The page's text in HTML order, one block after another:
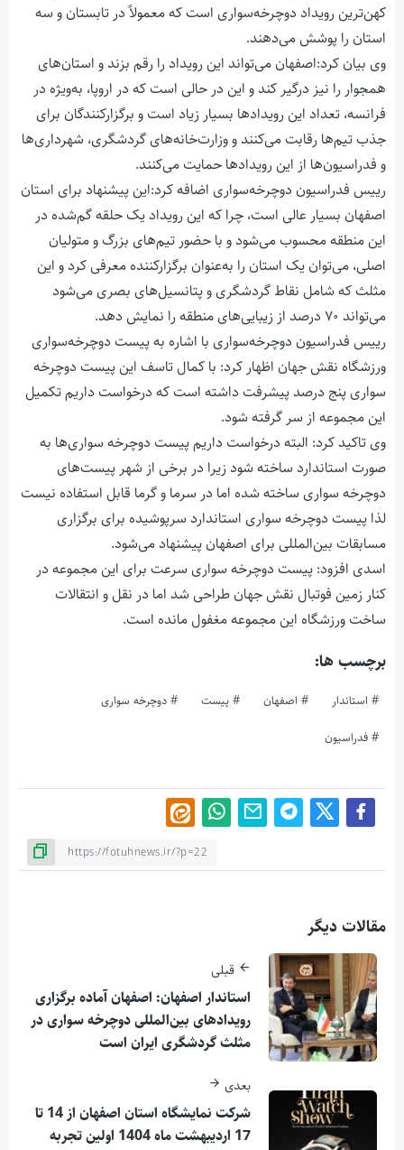
کهن‌ترین رویداد دوچرخه‌سواری است که معمولاً در تابستان و سه
استان را پوشش می‌دهند.
وی بیان کرد:اصفهان می‌تواند این رویداد را رقم بزند و استان‌های
همجوار را نیز درگیر کند و این در حالی است که در اروپا، به‌ویژه در
فرانسه، تعداد این رویدادها بسیار زیاد است و برگزارکنندگان برای
جذب تیم‌ها رقابت می‌کنند و وزارت‌خانه‌های گردشگری، شهرداری‌ها
و فدراسیون‌ها از این رویدادها حمایت می‌کنند.
رییس فدراسیون دوچرخه‌سواری اضافه کرد:این پیشنهاد برای استان
اصفهان بسیار عالی است، چرا که این رویداد یک حلقه گم‌شده در
این منطقه محسوب می‌شود و با حضور تیم‌های بزرگ و متولیان
اصلی، می‌توان یک استان را به‌عنوان برگزارکننده معرفی کرد و این
مثلث که شامل نقاط گردشگری و پتانسیل‌های بصری می‌شود
می‌تواند ۷۰ درصد از زیبایی‌های منطقه را نمایش دهد.
رییس فدراسیون دوچرخه‌سواری با اشاره به پیست دوچرخه‌سواری
ورزشگاه نقش جهان اظهار کرد: با کمال تاسف این پیست دوچرخه
سواری پنج درصد پیشرفت داشته است که درخواست داریم تکمیل
این مجموعه از سر گرفته شود.
وی تاکید کرد: البته درخواست داریم پیست دوچرخه سواری‌ها به
صورت استاندارد ساخته شود زیرا در برخی از شهر پیست‌های
دوچرخه سواری ساخته شده اما در سرما و گرما قابل استفاده نیست
لذا پیست دوچرخه سواری استاندارد سرپوشیده برای برگزاری
مسابقات بین‌المللی برای اصفهان پیشنهاد می‌شود.
اسدی افزود: پیست دوچرخه سواری سرعت برای این مجموعه در
کنار زمین فوتبال نقش جهان طراحی شد اما در نقل و انتقالات
ساخت ورزشگاه این مجموعه مغفول مانده است.
برچسب ها:
استاندار اصفهان پیست دوچرخه سواری
فدراسیون
مقالات دیگر
قبلی
استاندار اصفهان: اصفهان آماده برگزاری
رویدادهای بین‌المللی دوچرخه سواری در
مثلث گردشگری ایران است
بعدی
شرکت نمایشگاه استان اصفهان از 14 تا
17 اردیبهشت ماه 1404 اولین تجربه